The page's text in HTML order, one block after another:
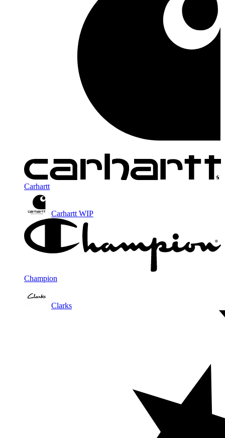
Carhartt
Carhartt WIP
Champion
Clarks